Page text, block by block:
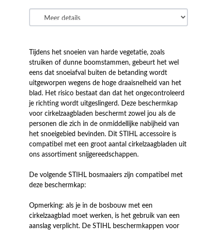
Tijdens het snoeien van harde vegetatie, zoals
struiken of dunne boomstammen, gebeurt het wel
eens dat snoeiafval buiten de betanding wordt
uitgeworpen wegens de hoge draaisnelheid van het
blad. Het risico bestaat dan dat het ongecontroleerd
je richting wordt uitgeslingerd. Deze beschermkap
voor cirkelzaagbladen beschermt zowel jou als de
personen die zich in de onmiddellijke nabijheid van
het snoeigebied bevinden. Dit STIHL accessoire is
compatibel met een groot aantal cirkelzaagbladen uit
ons assortiment snijgereedschappen.
De volgende STIHL bosmaaiers zijn compatibel met
deze beschermkap:
Opmerking: als je in de bosbouw met een
cirkelzaagblad moet werken, is het gebruik van een
aanslag verplicht. De STIHL beschermkappen voor